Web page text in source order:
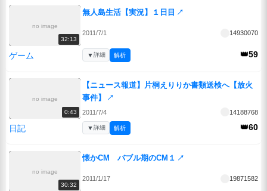
no image
32:13
無人島生活【実況】１日目 ↗
2011/7/1 14930070
ゲーム 👑59
▼詳細 解析
no image
0:43
【ニュース報道】片桐えりりか書類送検へ【放火
事件】
↗
2011/7/4 14188768
日記 👑60
▼詳細 解析
no image
30:32
懐かCM バブル期のCM１ ↗
2011/1/17 19871582